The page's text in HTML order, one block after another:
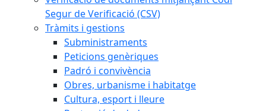
Segur de Verificació (CSV)
Tràmits i gestions
Subministraments
Peticions genèriques
Padró i convivència
Obres, urbanisme i habitatge
Cultura, esport i lleure